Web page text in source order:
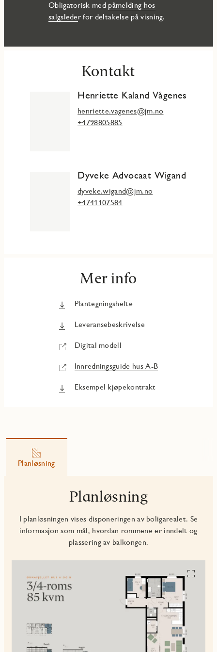
Obligatorisk med påmelding hos
salgsleder for deltakelse på visning.
Kontakt
Henriette Kaland Vågenes
henriette.vagenes@jm.no
+4798805885
Dyveke Advocaat Wigand
dyveke.wigand@jm.no
+4741107584
Mer info
Plantegningshefte
Leveransebeskrivelse
Digital modell
Innredningsguide hus A-B
Eksempel kjøpekontrakt
Planløsning
Planløsning
I planløsningen vises disponeringen av boligarealet. Se
informasjon som mål, hvordan rommene er inndelt og
plassering av balkongen.
Se